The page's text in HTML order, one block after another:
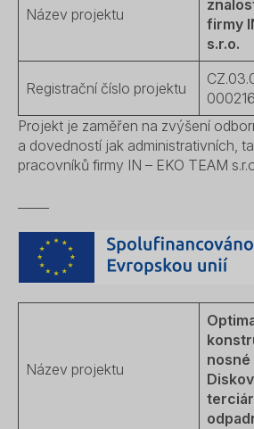
Název projektu
firmy
s.r.o.
Registrační číslo projektu
Projekt je zaměřen na zvýšení
a dovedností jak administrativních,
pracovníků firmy IN – EKO TEAM
Název projektu